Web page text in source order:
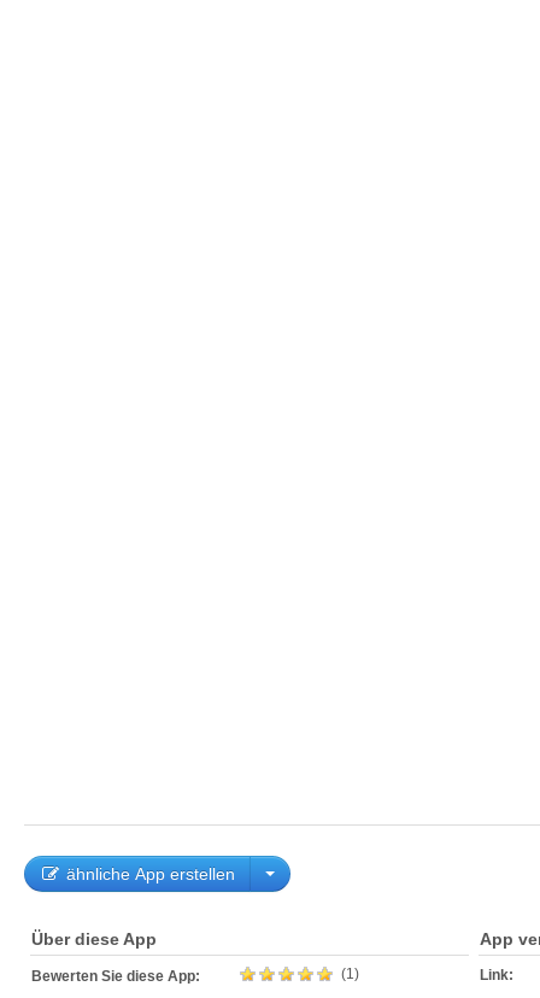
ähnliche App erstellen
Über diese App
Bewerten Sie diese App: (1)
App
Link: